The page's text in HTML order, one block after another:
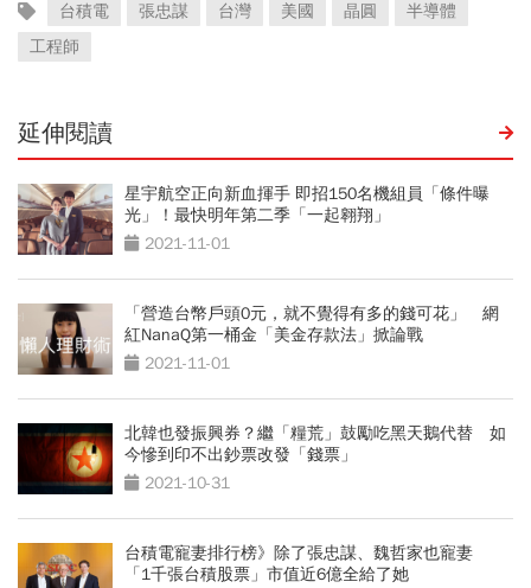
台積電 張忠謀 台灣 美國 晶圓
半導體
工程師
延伸閱讀
星宇航空正向新血揮手 即招150名機組員「條件曝
光」！最快明年第二季「一起翱翔」
2021-11-01
「營造台幣戶頭0元，就不覺得有多的錢可花」 網
紅NanaQ第一桶金「美金存款法」掀論戰
2021-11-01
北韓也發振興券？繼「糧荒」鼓勵吃黑天鵝代替 如
今慘到印不出鈔票改發「錢票」
2021-10-31
台積電寵妻排行榜》除了張忠謀、魏哲家也寵妻
「1千張台積股票」市值近6億全給了她